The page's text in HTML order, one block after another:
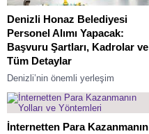
Denizli Honaz Belediyesi
Personel Alımı Yapacak:
Başvuru Şartları, Kadrolar ve
Tüm Detaylar
Denizli’nin önemli yerleşim
merkezlerinden biri olan Honaz,
belediye hizmetlerini güçlendirmek
ve halka daha kaliteli hizmet
İnternetten Para Kazanmanın